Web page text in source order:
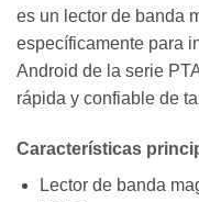
es un lector de banda
específicamente para
Android de la serie
rápida y confiable de
Características
Lector de banda